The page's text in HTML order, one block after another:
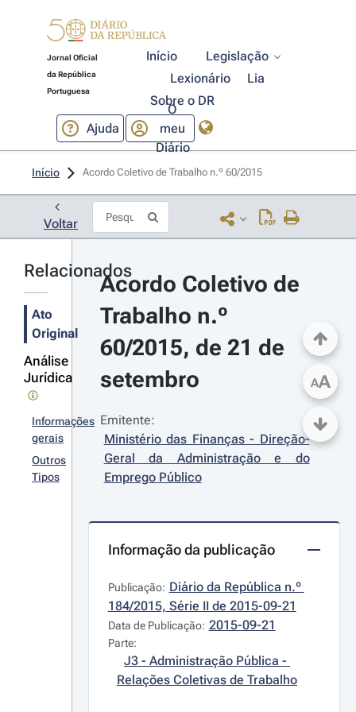
Jornal Oficial
da República
Portuguesa
Início
Legislação
Lexionário
Lia
Sobre o DR
Ajuda
O
meu
Diário
Início Acordo Coletivo de Trabalho n.º 60/2015
Voltar
Relacionados
Ato
Original
Análise
Jurídica
Informações
gerais
Outros
Tipos
Acordo Coletivo de
Trabalho n.º
60/2015, de 21 de
setembro
Emitente:
Ministério das Finanças - Direção-
Geral da Administração e do
Emprego Público
Informação da publicação
Publicação: Diário da República n.º
184/2015, Série II de 2015-09-21
Data de Publicação: 2015-09-21
Parte:
J3 - Administração Pública -
Relações Coletivas de Trabalho
AA